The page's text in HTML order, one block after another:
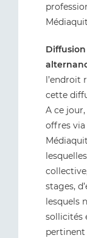
l’endroit
cette
A ce
offres
stages,
lesquels
sollicités
pertinent